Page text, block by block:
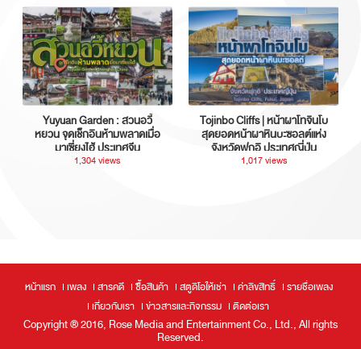
Yuyuan Garden : สวนอวี้
หยวน จุดเช็กอินห้ามพลาดเมื่อ
มาเซี่ยงไฮ้ ประเทศจีน
1,304 views
Tojinbo Cliffs | หน้าผาโทจินโบ
สุดยอดหน้าผาหินบะซอลต์แห่ง
จังหวัดฟุกุอิ ประเทศญี่ปุ่น
1,017 views
หน้าแรก เพลง สารคดี ซื้อสินค้า สตูดิโอให้เช่า ค่าลิขสิทธิ์
รายชื่อเพลง
เกี่ยวกับเรา
ข่าวสารและกิจกรรม ติดต่อเรา
Copyright ® 2016, Rose Media and Entertainment Co., Ltd., All rights
Reserved.